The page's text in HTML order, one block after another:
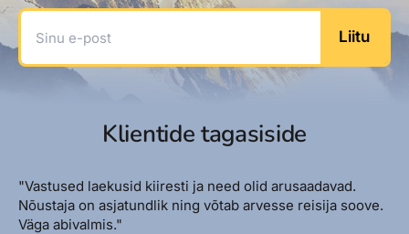
Sinu e-post
Liitu
Klientide tagasiside
"Vastused laekusid kiiresti ja need olid arusaadavad.
Nõustaja on asjatundlik ning võtab arvesse reisija soove.
Väga abivalmis."